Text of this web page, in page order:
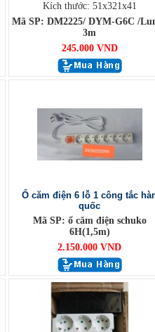
Kích thước: 51x321x41
Mã SP: DM2225/ DYM-G6C /
3m
245.000 VND
Ổ căm điện 6 lỗ 1 công tắc
quốc
Mã SP: ổ căm điện schuko
6H(1,5m)
2.150.000 VND